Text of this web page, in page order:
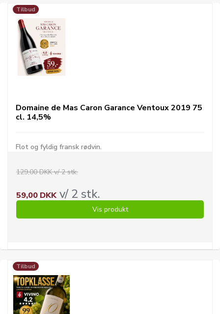
Tilbud
Domaine de Mas Caron Garance Ventoux 2019 75
cl. 14,5%
Flot og fyldig fransk rødvin.
129,00 DKK v/ 2 stk.
59,00 DKKv/ 2 stk.
Vis produkt
Tilbud